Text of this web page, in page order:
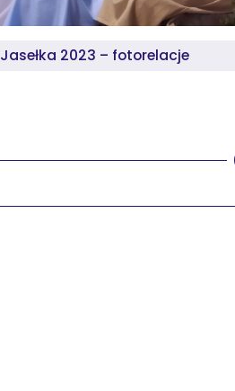
Jasełka 2023 – fotorelacje